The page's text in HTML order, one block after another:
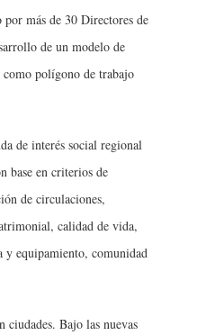
más de 30 Directores de
de un modelo de
polígono de trabajo
de interés social regional
base en criterios de
de circulaciones,
calidad de vida,
y equipamiento, comunidad
Bajo las nuevas